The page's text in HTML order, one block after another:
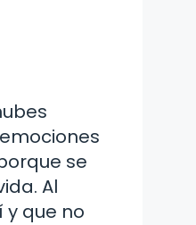
se
Al
que no